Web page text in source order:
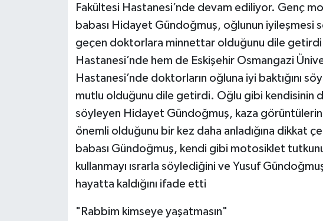
Fakültesi Hastanesi’nde devam ediliyor. Genç
babası Hidayet Gündoğmuş, oğlunun iyileşmesi
geçen doktorlara minnettar olduğunu dile
Hastanesi’nde hem de Eskişehir Osmangazi
Hastanesi’nde doktorların oğluna iyi baktığını
mutlu olduğunu dile getirdi. Oğlu gibi kendisinin
söyleyen Hidayet Gündoğmuş, kaza
önemli olduğunu bir kez daha anladığına dikkat
babası Gündoğmuş, kendi gibi motosiklet
kullanmayı ısrarla söylediğini ve Yusuf
hayatta kaldığını ifade etti
"Rabbim kimseye yaşatmasın"